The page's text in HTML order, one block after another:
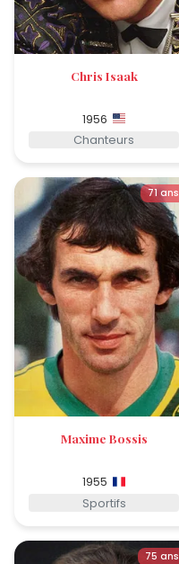
Chris Isaak
1956
Chanteurs
71 ans
Maxime Bossis
1955
Sportifs
75 ans